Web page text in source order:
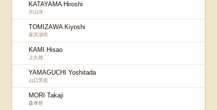
KATAYAMA Hiroshi
片山洋
TOMIZAWA Kiyoshi
富沢清司
KAMI Hisao
上久雄
YAMAGUCHI Yoshitada
山口芳忠
MORI Takaji
森孝慈